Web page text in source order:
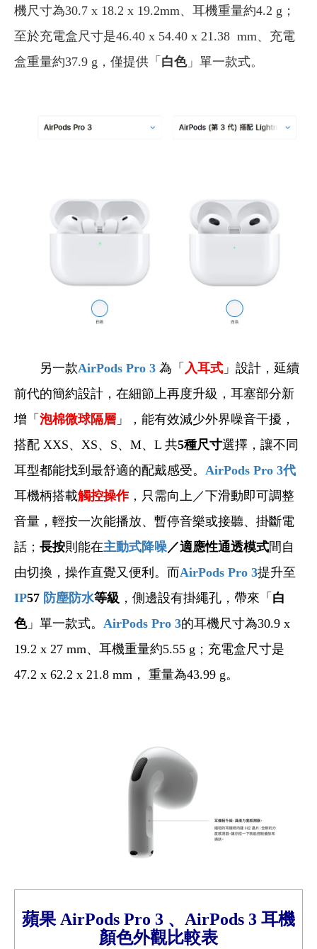
機尺寸為30.7 x 18.2 x 19.2mm、耳機重量約4.2 g；
至於充電盒尺寸是46.40 x 54.40 x 21.38 mm、充電
盒重量約37.9 g，僅提供「 白色」單一款式。
另一款AirPods Pro 3 為「 入耳式 」設計，延續
前代的簡約設計，在細節上再度升級，耳塞部分新
增「 泡棉微球隔層 」，能有效減少外界噪音干擾，
搭配 XXS、XS、S、M、L 共5種尺寸選擇，讓不同
耳型都能找到最舒適的配戴感受。 AirPods Pro 3代
耳機柄搭載觸控操作 ，只需向上／下滑動即可調整
音量，輕按一次能播放、暫停音樂或接聽、掛斷電
話； 長按則能在主動式降噪／適應性通透模式間自
由切換，操作直覺又便利。而AirPods Pro 3提升至
IP57 防塵防水等級 ，側邊設有掛繩孔，帶來「 白
色」單一款式。 AirPods Pro 3的耳機尺寸為30.9 x
19.2 x 27 mm、耳機重量約5.55 g；充電盒尺寸是
47.2 x 62.2 x 21.8 mm， 重量為43.99 g。
蘋果 AirPods Pro 3 、 AirPods 3 耳機
顏色外觀比較表